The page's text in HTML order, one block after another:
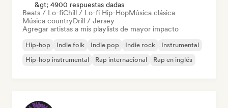
&gt; 4900 respuestas dadas
Beats / Lo-fiChill / Lo-fi Hip-HopMúsica clásica
Música countryDrill / Jersey
Agregar artistas a mis playlists de mayor impacto
Hip-hop Indie folk Indie pop Indie rock
Instrumental
Hip-hop instrumental
Rap internacional Rap en inglés